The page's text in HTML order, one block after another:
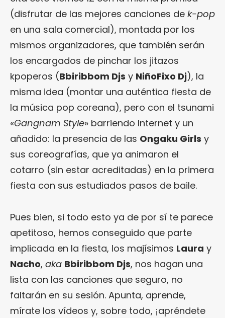
(disfrutar de las mejores canciones de k-pop
en una sala comercial), montada por los
mismos organizadores, que también serán
los encargados de pinchar los jitazos
kpoperos (Bbiribbom Djs y NiñoFixo Dj), la
misma idea (montar una auténtica fiesta de
la música pop coreana), pero con el tsunami
«Gangnam Style» barriendo Internet y un
añadido: la presencia de las Ongaku Girls y
sus coreografías, que ya animaron el
cotarro (sin estar acreditadas) en la primera
fiesta con sus estudiados pasos de baile.
Pues bien, si todo esto ya de por sí te parece
apetitoso, hemos conseguido que parte
implicada en la fiesta, los majísimos Laura y
Nacho, aka Bbiribbom Djs, nos hagan una
lista con las canciones que seguro, no
faltarán en su sesión. Apunta, aprende,
mírate los vídeos y, sobre todo, ¡apréndete